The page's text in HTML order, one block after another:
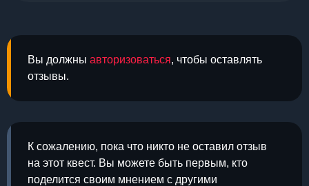
Вы должны авторизоваться, чтобы оставлять
отзывы.
К сожалению, пока что никто не оставил отзыв
на этот квест. Вы можете быть первым, кто
поделится своим мнением с другими